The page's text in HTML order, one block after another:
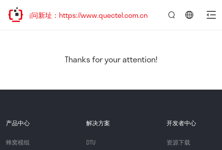
欢迎访问新址：https://www.quectel.com.cn
Thanks for your attention!
产品中心
蜂窝模组
解决方案
DTU
开发者中心
资源下载